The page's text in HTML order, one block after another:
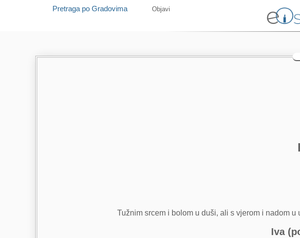
Pretraga po Gradovima Objavi
Tužnim srcem i bolom u duši, ali s vjerom i nadom
Iva